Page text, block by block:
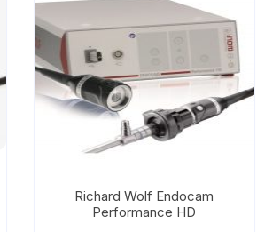
Richard Wolf Endocam
Performance HD